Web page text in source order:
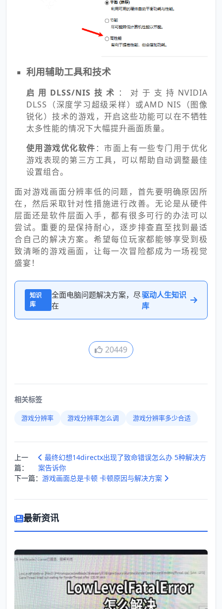
利用辅助工具和技术
启用DLSS/NIS技术 ：对于支持NVIDIA
DLSS（深度学习超级采样）或AMD NIS（图像
锐化）技术的游戏，开启这些功能可以在不牺牲
太多性能的情况下大幅提升画面质量。
使用游戏优化软件 ：市面上有一些专门用于优化
游戏表现的第三方工具，可以帮助自动调整最佳
设置组合。
面对游戏画面分辨率低的问题，首先要明确原因所
在，然后采取针对性措施进行改善。无论是从硬件
层面还是软件层面入手，都有很多可行的办法可以
尝试。重要的是保持耐心，逐步排查直至找到最适
合自己的解决方案。希望每位玩家都能够享受到极
致清晰的游戏画面，让每一次冒险都成为一场视觉
盛宴！
知识
库
全面电脑问题解决方案，尽
在
驱动人生知识
库
20449
相关标签
游戏分辨率 游戏分辨率怎么调 游戏分辨率多少合适
上一
篇：
最终幻想14directx出现了致命错误怎么办 5种解决方
案告诉你
下一篇： 游戏画面总是卡顿 卡顿原因与解决方案
最新资讯